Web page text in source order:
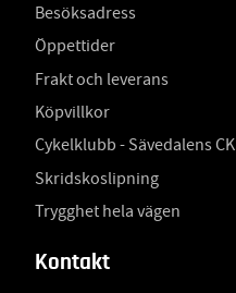
Besöksadress
Öppettider
Frakt och leverans
Köpvillkor
Cykelklubb - Sävedalens CK
Skridskoslipning
Trygghet hela vägen
Kontakt